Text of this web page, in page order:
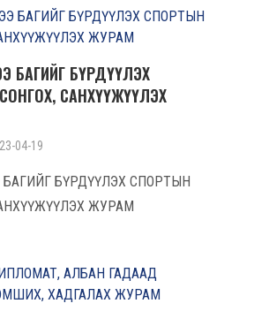
БАГИЙГ БҮРДҮҮЛЭХ
САНХҮҮЖҮҮЛЭХ
04-19
БҮРДҮҮЛЭХ СПОРТЫН
ЖУРАМ